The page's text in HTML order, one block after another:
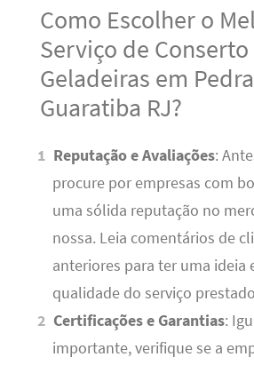
Como Escolher o
Serviço de
Geladeiras em
Guaratiba RJ?
Reputação e Avaliações:
procure por empresas com
uma sólida reputação no
nossa. Leia comentários de
anteriores para ter uma ideia
qualidade do serviço
Certificações e Garantias:
importante, verifique se a